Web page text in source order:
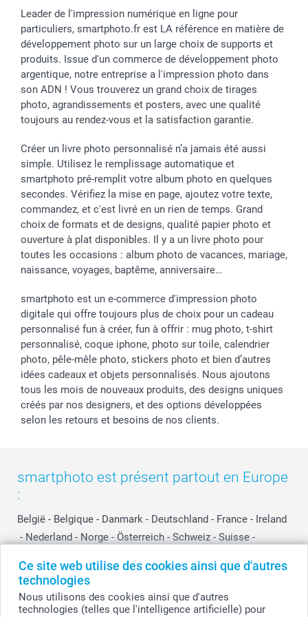
Ce site web utilise des cookies ainsi que d'autres
technologies
Nous utilisons des cookies ainsi que d'autres
technologies (telles que l'intelligence artificielle) pour
Cadres photo & accessoires déco
Dénicheur d'idées cadeau
Communion
Baptême
Toussaint
Rentrée des classes
Saint-Valentin
Vacances
Vie privée
Gestion des cookies
Tarifs
Partenariats & Influence
Investisseurs
smartfriends
Livraison
Modes de paiement
Grandes quantités
Statut de ma commande
Leader de l'impression numérique en ligne pour
particuliers, smartphoto.fr est LA référence en matière de
développement photo sur un large choix de supports et
produits. Issue d'un commerce de développement photo
argentique, notre entreprise a l'impression photo dans
son ADN ! Vous trouverez un grand choix de tirages
photo, agrandissements et posters, avec une qualité
toujours au rendez-vous et la satisfaction garantie.
Créer un livre photo personnalisé n’a jamais été aussi
simple. Utilisez le remplissage automatique et
smartphoto pré-remplit votre album photo en quelques
secondes. Vérifiez la mise en page, ajoutez votre texte,
commandez, et c'est livré en un rien de temps. Grand
choix de formats et de designs, qualité papier photo et
ouverture à plat disponibles. Il y a un livre photo pour
toutes les occasions : album photo de vacances, mariage,
naissance, voyages, baptême, anniversaire…
smartphoto est un e-commerce d'impression photo
digitale qui offre toujours plus de choix pour un cadeau
personnalisé fun à créer, fun à offrir : mug photo, t-shirt
personnalisé, coque iphone, photo sur toile, calendrier
photo, pêle-mêle photo, stickers photo et bien d’autres
idées cadeaux et objets personnalisés. Nous ajoutons
tous les mois de nouveaux produits, des designs uniques
créés par nos designers, et des options développées
selon les retours et besoins de nos clients.
smartphoto est présent partout en Europe
:
België - Belgique - Danmark - Deutschland - France - Ireland
- Nederland - Norge - Österreich - Schweiz - Suisse -
Other Countries